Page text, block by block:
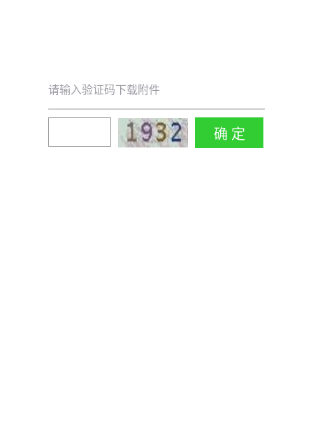
请输入验证码下载附件